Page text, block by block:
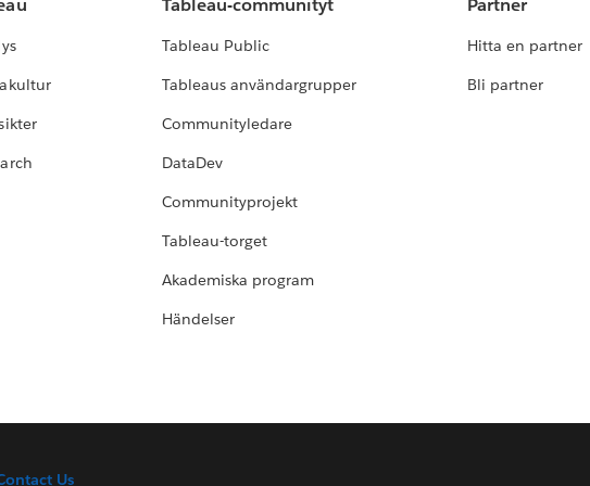
Tableau-communityt
Tableau Public
Tableaus användargrupper
Communityledare
DataDev
Communityprojekt
Tableau-torget
Akademiska program
Händelser
Partner
Hitta en partner
Bli partner
Us